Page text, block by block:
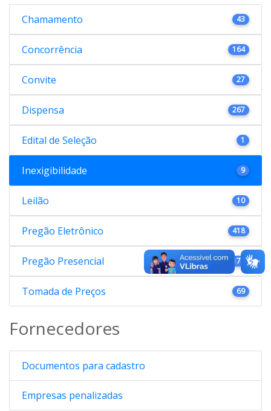
Chamamento 43
Concorrência 164
Convite 27
Dispensa 267
Edital de Seleção 1
Inexigibilidade 9
Leilão 10
Pregão Eletrônico 418
Pregão Presencial 176
Tomada de Preços 69
Fornecedores
Documentos para cadastro
Empresas penalizadas